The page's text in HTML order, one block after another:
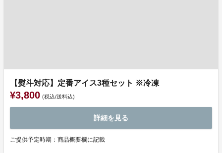
【熨斗対応】定番アイス3種セット ※冷凍
¥3,800 (税込/送料込)
詳細を見る
ご提供予定時期：商品概要欄に記載